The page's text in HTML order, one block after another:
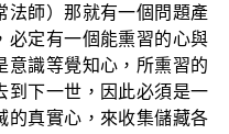
法師）那就有一個問題產
必定有一個能熏習的心與
意識等覺知心，所熏習的
到下一世，因此必須是一
的真實心，來收集儲藏各